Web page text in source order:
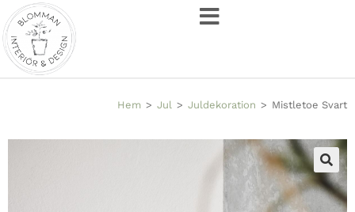
Hem > Jul > Juldekoration > Mistletoe Svart
🔍